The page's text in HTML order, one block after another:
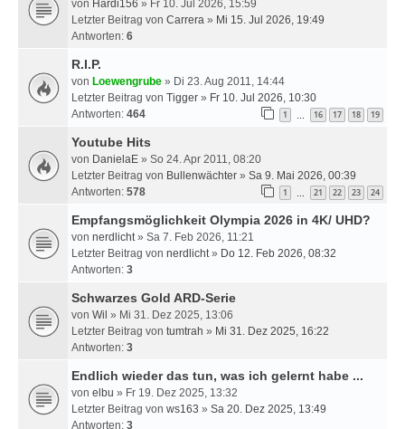
von Hardi156 » Fr 10. Jul 2026, 15:59
Letzter Beitrag von Carrera » Mi 15. Jul 2026, 19:49
Antworten: 6
R.I.P.
von Loewengrube » Di 23. Aug 2011, 14:44
Letzter Beitrag von Tigger » Fr 10. Jul 2026, 10:30
Antworten: 464 1 16 17 18 19
Youtube Hits
von DanielaE » So 24. Apr 2011, 08:20
Letzter Beitrag von Bullenwächter » Sa 9. Mai 2026, 00:39
Antworten: 578 1 21 22 23 24
Empfangsmöglichkeit Olympia 2026 in 4K/ UHD?
von nerdlicht» Sa 7. Feb 2026, 11:21
Letzter Beitrag von nerdlicht» Do 12. Feb 2026, 08:32
Antworten: 3
Schwarzes Gold ARD-Serie
von Wil » Mi 31. Dez 2025, 13:06
Letzter Beitrag von tumtrah » Mi 31. Dez 2025, 16:22
Antworten: 3
Endlich wieder das tun, was ich gelernt habe ...
von elbu » Fr 19. Dez 2025, 13:32
Letzter Beitrag von ws163 » Sa 20. Dez 2025, 13:49
Antworten: 3